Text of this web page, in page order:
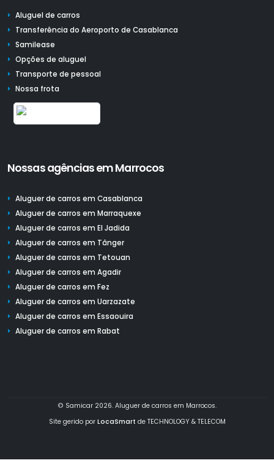
Aluguel de carros
Transferência do Aeroporto de Casablanca
Samilease
Opções de aluguel
Transporte de pessoal
Nossa frota
Nossas agências em Marrocos
Aluguer de carros em Casablanca
Aluguer de carros em Marraquexe
Aluguer de carros em El Jadida
Aluguer de carros em Tânger
Aluguer de carros em Tetouan
Aluguer de carros em Agadir
Aluguer de carros em Fez
Aluguer de carros em Uarzazate
Aluguer de carros em Essaouira
Aluguer de carros em Rabat
© Samicar 2026. Aluguer de carros em Marrocos.
Site gerido por LocaSmart de TECHNOLOGY & TELECOM